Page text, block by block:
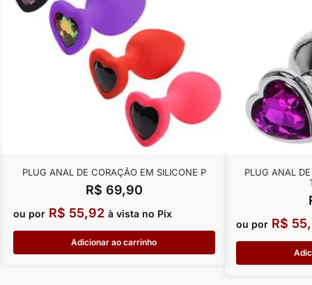
PLUG ANAL DE CORAÇÃO EM SILICONE P
R$ 69,90
ou por R$ 55,92 à vista no Pix
Adicionar ao carrinho
PLUG ANAL
ou por R$